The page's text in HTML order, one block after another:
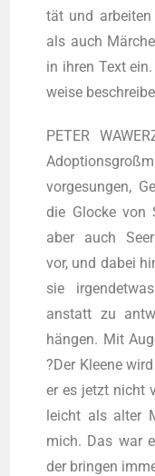
tät und arbei­ten
als auch
in ihren Text
wei­se
PETER
vor­ge­sun­gen,
die Glo­cke von
aber auch
vor, und dabei
sie
anstatt zu
hän­gen. Mit
?Der Klee­ne
er es jetzt nicht
leicht als alter
mich. Das war
der brin­gen